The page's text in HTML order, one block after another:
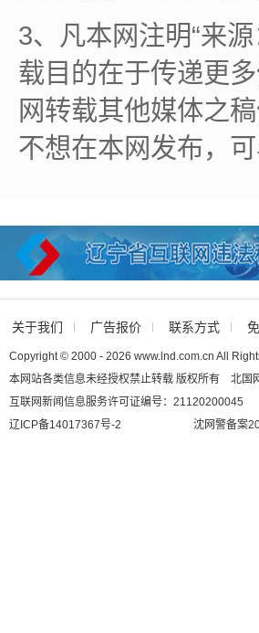
3、凡本网注明“来
载目的在于传递更
网转载其他媒体之
不想在本网发布，
关于我们 广告报价 联系方式
Copyright © 2000 - 2026 www.lnd.com.cn All
本网站各类信息未经授权禁止转载 版权所有 北国
互联网新闻信息服务许可证编号：21120200045
辽ICP备14017367号-2
沈网警备案